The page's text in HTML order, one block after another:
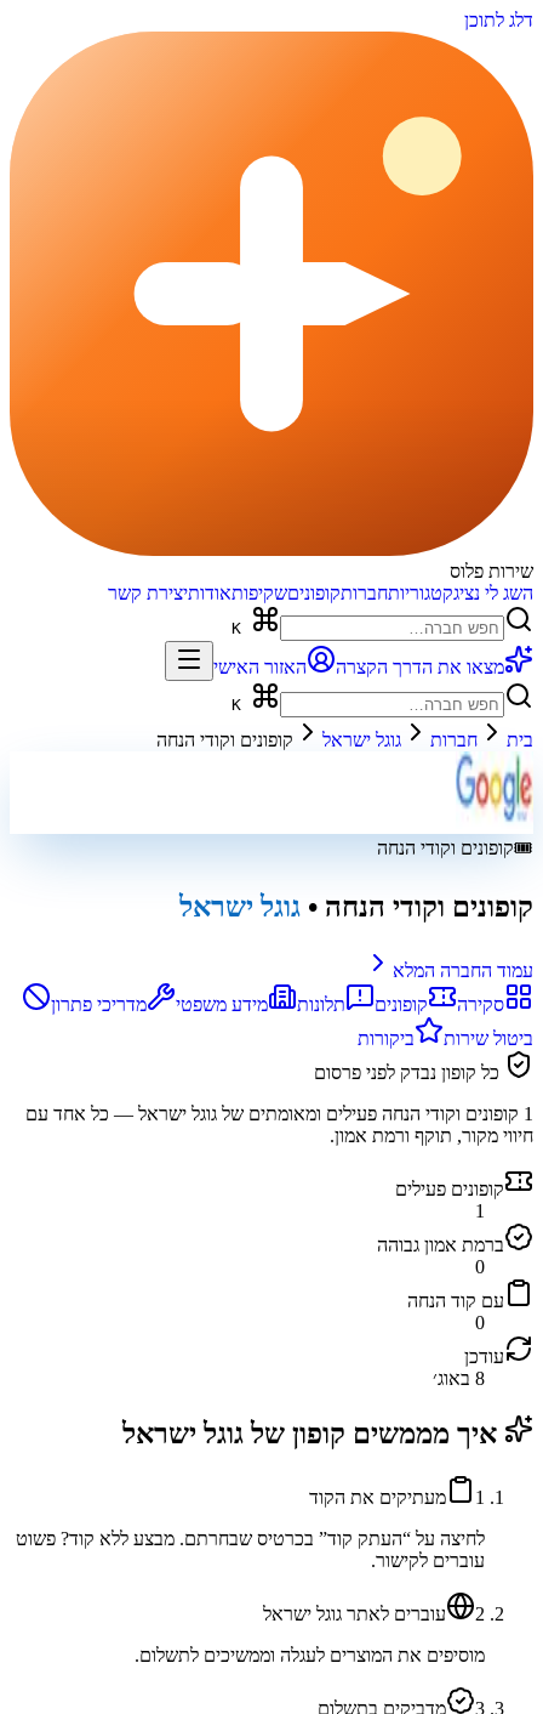
דלג לתוכן
שירות פלוס
השג לי נציגקטגוריותחברותקופוניםשקיפותאודותיצירת קשר
מצאו את הדרך הקצרה האזור האישי
בית חברות גוגל ישראל קופונים וקודי הנחה
🎟️קופונים וקודי הנחה
קופונים וקודי הנחה • גוגל ישראל
עמוד החברה המלא
סקירה
קופונים תלונות מידע משפטי
מדריכי פתרון
ביטול שירות
ביקורות
כל קופון נבדק לפני פרסום
1 קופונים וקודי הנחה פעילים ומאומתים של גוגל ישראל — כל אחד עם
חיווי מקור, תוקף ורמת אמון.
קופונים פעילים
1
ברמת אמון גבוהה
0
עם קוד הנחה
0
עודכן
8 באוג׳
איך מממשים קופון שלגוגל ישראל
1
מעתיקים את הקוד
לחיצה על “העתק קוד” בכרטיס שבחרתם. מבצע ללא קוד? פשוט
עוברים לקישור.
2
עוברים לאתר גוגל ישראל
מוסיפים את המוצרים לעגלה וממשיכים לתשלום.
3
מדביקים בתשלום